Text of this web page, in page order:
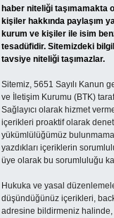
haber niteliği taşımamakta
kişiler hakkında paylaşım
kurum ve kişiler ile isim
tesadüfidir. Sitemizdeki
tavsiye niteliği taşımazlar.
Sitemiz, 5651 Sayılı Kanun
ve İletişim Kurumu (BTK)
Sağlayıcı olarak hizmet
içerikleri proaktif olarak
yükümlülüğümüz
yazdıkları içeriklerin
üye olarak bu sorumluluğu
Hukuka ve yasal
düşündüğünüz içerikleri,
adresine bildirmeniz